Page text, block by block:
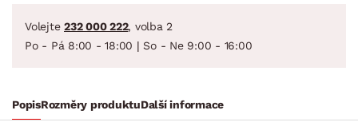
Volejte 232 000 222, volba 2
Po - Pá 8:00 - 18:00 | So - Ne 9:00 - 16:00
PopisRozměry produktuDalší informace